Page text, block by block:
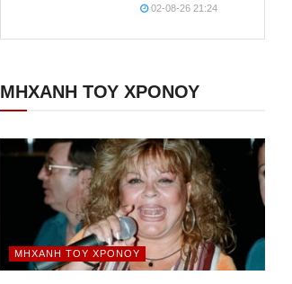
02-08-26 21:24
ΜΗΧΑΝΗ ΤΟΥ ΧΡΟΝΟΥ
ΜΗΧΑΝΉ ΤΟΥ ΧΡΌΝΟΥ